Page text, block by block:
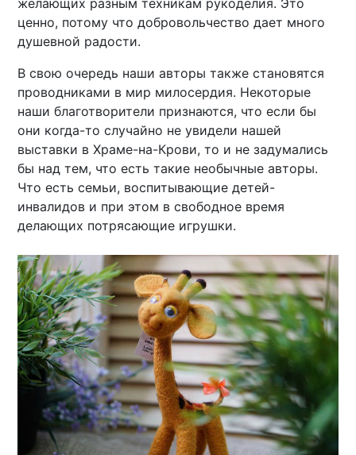
ценно, потому что добровольчество дает много
душевной радости.
В свою очередь наши авторы также становятся
проводниками в мир милосердия. Некоторые
наши благотворители признаются, что если бы
они когда-то случайно не увидели нашей
выставки в Храме-на-Крови, то и не задумались
бы над тем, что есть такие необычные авторы.
Что есть семьи, воспитывающие детей-
инвалидов и при этом в свободное время
делающих потрясающие игрушки.